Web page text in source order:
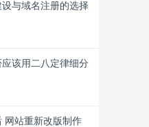
与域名注册的选择
该用二八定律细分
网站重新改版制作